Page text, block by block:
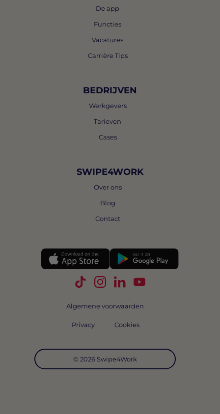
De app
Functies
Vacatures
Carrière Tips
BEDRIJVEN
Werkgevers
Tarieven
Cases
SWIPE4WORK
Over ons
Blog
Contact
Volg Swipe4Work op TikTok
Volg Swipe4Work op
Volg Swipe4Work op
Volg Swipe4Work
© 2026 Swipe4Work
Algemene voorwaarden
Privacy Cookies